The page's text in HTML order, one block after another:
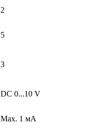
2
5
3
DC 0...10 V
Max. 1 мA